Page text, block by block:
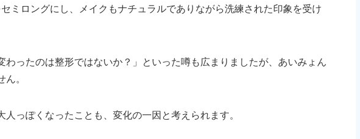
ミロングにし、メイクもナチュラルでありながら洗練された印象を受け
わったのは整形ではないか？」といった噂も広まりましたが、あいみょん
。
っぽくなったことも、変化の一因と考えられます。